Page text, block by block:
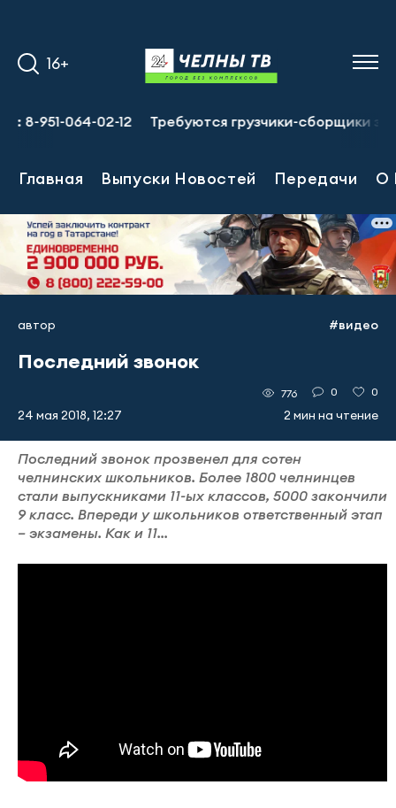
16+
064-02-12 Требуются грузчики-сборщики зп 87
Главная Выпуски Новостей Передачи О
автор #видео
Последний звонок
24 мая 2018, 12:27
776 0 0
2 мин на чтение
Последний звонок прозвенел для сотен
челнинских школьников. Более 1800 челнинцев
стали выпускниками 11-ых классов, 5000 закончили
9 класс. Впереди у школьников ответственный этап
– экзамены. Как и 11...